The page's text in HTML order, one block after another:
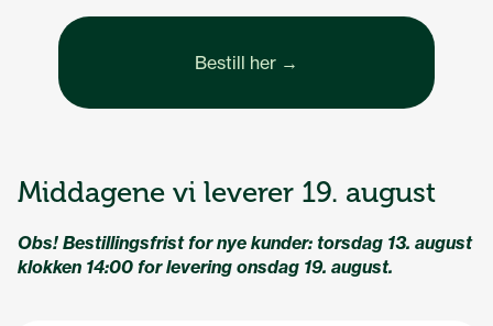
Bestill her →
Middagene vi leverer 19. august
Obs! Bestillingsfrist for nye kunder: torsdag 13. august
klokken 14:00 for levering onsdag 19. august.